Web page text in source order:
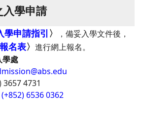
入學申請
學申請指引 〉
，備妥入學文件後，
名表〉 進行網上報名。
學處
3657 4731
(+852) 6536 0362